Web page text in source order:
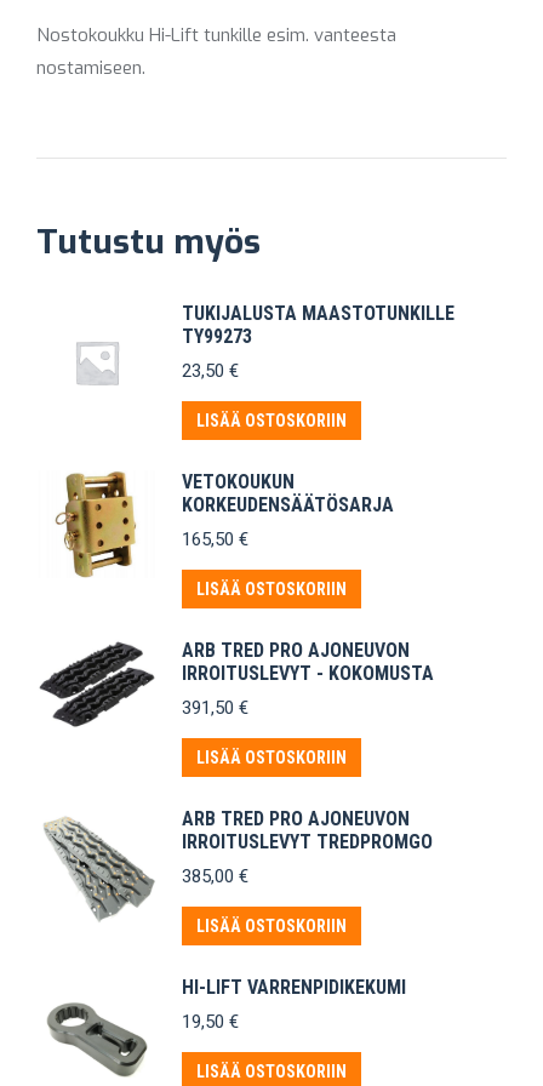
Nostokoukku Hi-Lift tunkille esim. vanteesta
nostamiseen.
Tutustu myös
TUKIJALUSTA MAASTOTUNKILLE
TY99273
23,50 €
LISÄÄ OSTOSKORIIN
VETOKOUKUN
KORKEUDENSÄÄTÖSARJA
165,50 €
LISÄÄ OSTOSKORIIN
ARB TRED PRO AJONEUVON
IRROITUSLEVYT - KOKOMUSTA
391,50 €
LISÄÄ OSTOSKORIIN
ARB TRED PRO AJONEUVON
IRROITUSLEVYT TREDPROMGO
385,00 €
LISÄÄ OSTOSKORIIN
HI-LIFT VARRENPIDIKEKUMI
19,50 €
LISÄÄ OSTOSKORIIN